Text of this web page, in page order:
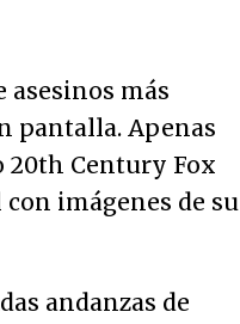
asesinos más
pantalla. Apenas
20th Century Fox
imágenes de su
andanzas de